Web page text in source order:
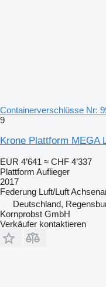
Containerverschlüsse Nr:
9
Krone Plattform MEGA
EUR 4’641 ≈ CHF 4’337
Plattform Auflieger
2017
Federung Luft/Luft
Deutschland,
Kornprobst GmbH
Verkäufer kontaktieren